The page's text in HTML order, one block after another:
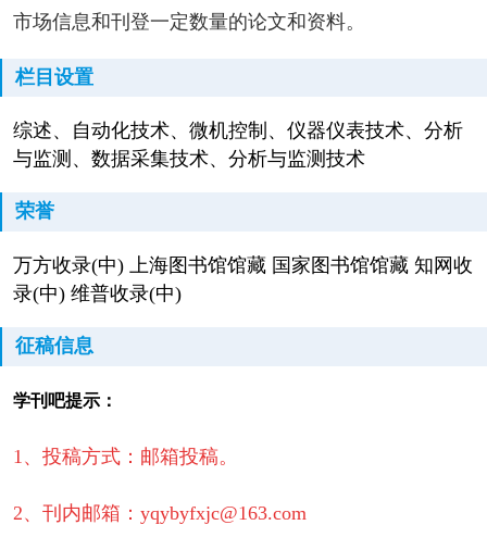
市场信息和刊登一定数量的论文和资料。
栏目设置
综述、自动化技术、微机控制、仪器仪表技术、分析
与监测、数据采集技术、分析与监测技术
荣誉
万方收录(中) 上海图书馆馆藏 国家图书馆馆藏 知网收
录(中) 维普收录(中)
征稿信息
学刊吧提示：
1、投稿方式：邮箱投稿。
2、刊内邮箱：yqybyfxjc@163.com